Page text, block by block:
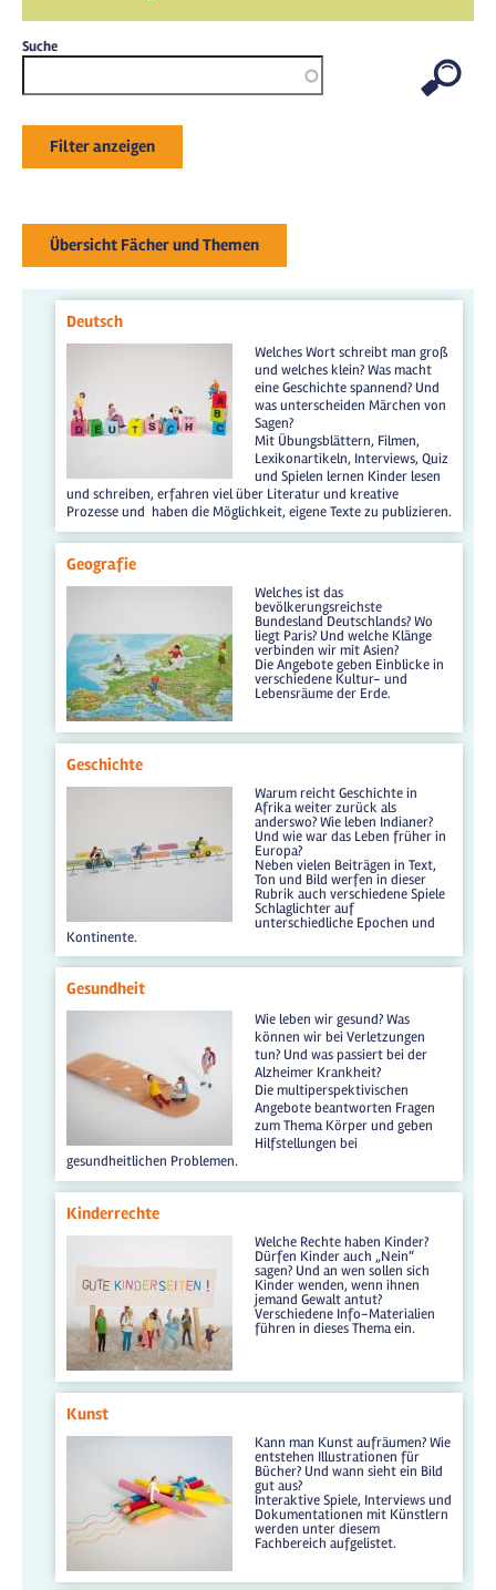
Suche
Filter anzeigen
Übersicht Fächer und Themen
Deutsch
Welches Wort schreibt man groß
und welches klein? Was macht
eine Geschichte spannend? Und
was unterscheiden Märchen von
Sagen?
Mit Übungsblättern, Filmen,
Lexikonartikeln, Interviews, Quiz
und Spielen lernen Kinder lesen
und schreiben, erfahren viel über Literatur und kreative
Prozesse und haben die Möglichkeit, eigene Texte zu publizieren.
Geografie
Welches ist das
bevölkerungsreichste
Bundesland Deutschlands? Wo
liegt Paris? Und welche Klänge
verbinden wir mit Asien?
Die Angebote geben Einblicke in
verschiedene Kultur- und
Lebensräume der Erde.
Geschichte
Warum reicht Geschichte in
Afrika weiter zurück als
anderswo? Wie leben Indianer?
Und wie war das Leben früher in
Europa?
Neben vielen Beiträgen in Text,
Ton und Bild werfen in dieser
Rubrik auch verschiedene Spiele
Schlaglichter auf
unterschiedliche Epochen und
Kontinente.
Gesundheit
Wie leben wir gesund? Was
können wir bei Verletzungen
tun? Und was passiert bei der
Alzheimer Krankheit?
Die multiperspektivischen
Angebote beantworten Fragen
zum Thema Körper und geben
Hilfstellungen bei
gesundheitlichen Problemen.
Kinderrechte
Welche Rechte haben Kinder?
Dürfen Kinder auch „Nein“
sagen? Und an wen sollen sich
Kinder wenden, wenn ihnen
jemand Gewalt antut?
Verschiedene Info-Materialien
führen in dieses Thema ein.
Kunst
Kann man Kunst aufräumen? Wie
entstehen Illustrationen für
Bücher? Und wann sieht ein Bild
gut aus?
Interaktive Spiele, Interviews und
Dokumentationen mit Künstlern
werden unter diesem
Fachbereich aufgelistet.